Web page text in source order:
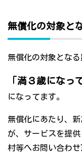
無償化の対象と
無償化の対象となる
「満３歳になっ
になってます。
無償化にあたり、
が、サービスを提
村等へお問い合わせ